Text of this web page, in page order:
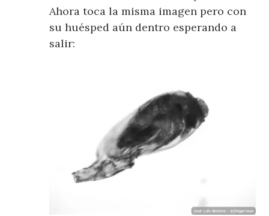
Ahora toca la misma imagen pero con
su huésped aún dentro esperando a
salir: